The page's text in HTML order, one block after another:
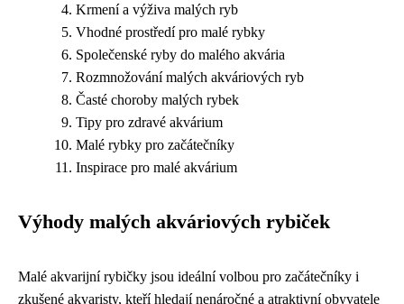
Krmení a výživa malých ryb
Vhodné prostředí pro malé rybky
Společenské ryby do malého akvária
Rozmnožování malých akváriových ryb
Časté choroby malých rybek
Tipy pro zdravé akvárium
Malé rybky pro začátečníky
Inspirace pro malé akvárium
Výhody malých akváriových rybiček
Malé akvarijní rybičky jsou ideální volbou pro začátečníky i
zkušené akvaristy, kteří hledají nenáročné a atraktivní obyvatele